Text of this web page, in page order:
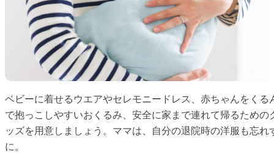
ベビーに着せるウエアやセレモニードレス、赤ちゃんをくる
で抱っこしやすいおくるみ、安全に家まで連れて帰るための
ッズを用意しましょう。ママは、自分の退院時の洋服も忘れ
に。